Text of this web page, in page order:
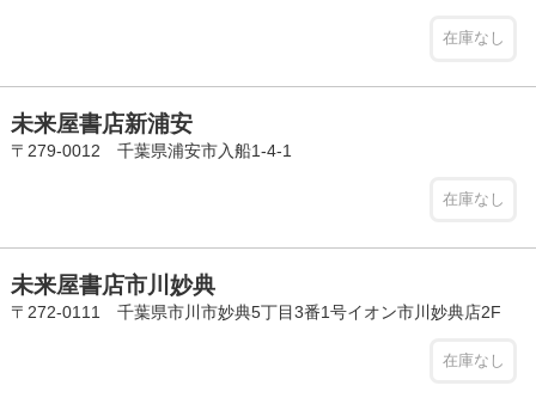
在庫なし
未来屋書店新浦安
〒279-0012 千葉県浦安市入船1-4-1
在庫なし
未来屋書店市川妙典
〒272-0111 千葉県市川市妙典5丁目3番1号イオン市川妙典店2F
在庫なし